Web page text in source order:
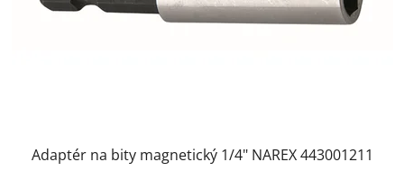
Adaptér na bity magnetický 1/4" NAREX 443001211